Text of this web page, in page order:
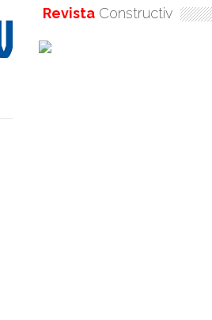
Revista Constructiv